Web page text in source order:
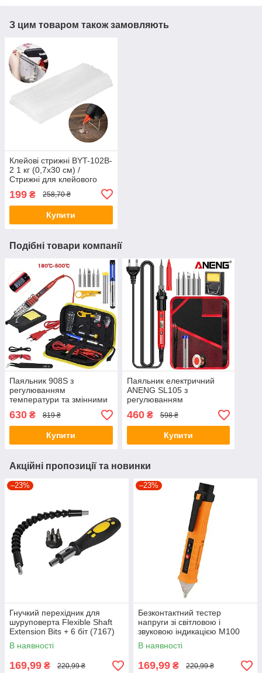
З цим товаром також замовляють
Клейові стрижні BYT-102B-
2 1 кг (0,7х30 см) /
Стрижні для клейового
силіконовий
199 ₴ 258,70 ₴
Купити
Подібні товари компанії
Паяльник 908S з
регулюванням
температури та змінними
жалами 80W + паяльний
набір Red
630 ₴ 819 ₴
Купити
Паяльник електричний
ANENG SL105 з
регулюванням
температури 60W LCD
SL105++
460₴ 598 ₴
Купити
Акційні пропозиції та новинки
–23%
Гнучкий перехідник для
шуруповерта Flexible Shaft
Extension Bits + 6 біт (7167)
В наявності
169,99 ₴ 220,99 ₴
–23%
Безконтактний тестер
напруги зі світловою і
звуковою індикацією M100
(7478)
В наявності
169,99 ₴ 220,99 ₴